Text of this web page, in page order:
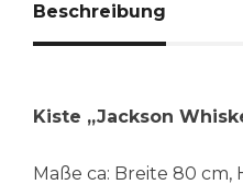
Beschreibung
Kiste „Jackson
Maße ca: Breite 80 cm,